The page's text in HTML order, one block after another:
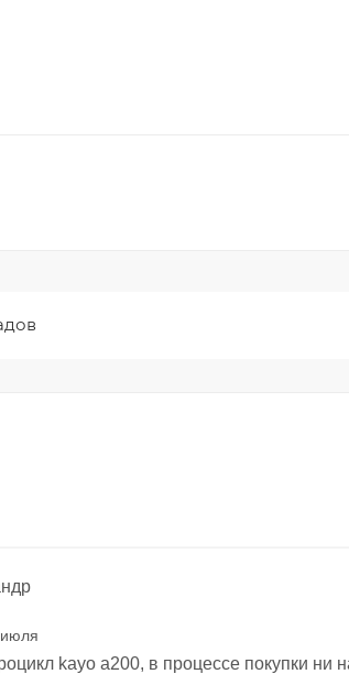
kayo a200, в процессе покупки ни